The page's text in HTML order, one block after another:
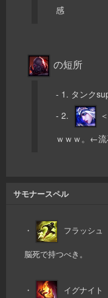
感
の短所
- 1. タンク
- 2.
ｗｗｗ。←流
サモナースペル
・ フラッシュ
脳死で持つべき。
・ イグナイト